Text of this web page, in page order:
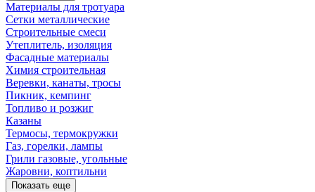
Материалы для тротуара
Сетки металлические
Строительные смеси
Утеплитель, изоляция
Фасадные материалы
Химия строительная
Веревки, канаты, тросы
Пикник, кемпинг
Топливо и розжиг
Казаны
Термосы, термокружки
Газ, горелки, лампы
Грили газовые, угольные
Жаровни, коптильни
Показать еще